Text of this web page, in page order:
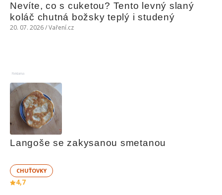
Nevíte, co s cuketou? Tento levný slaný
koláč chutná božsky teplý i studený
20. 07. 2026 / Vaření.cz
Reklama
Langoše se zakysanou smetanou
CHUŤOVKY
4,7